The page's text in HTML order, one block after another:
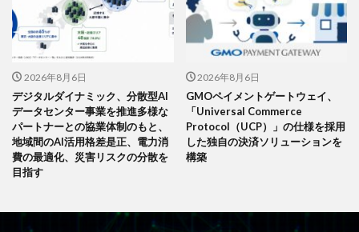
2026年8月6日
デジタルダイナミック、分散型AI
データセンター事業を推進多様な
パートナーとの協業体制のもと、
地域間のAI活用格差是正、電力消
費の最適化、災害リスクの分散を
目指す
2026年8月6日
GMOペイメントゲートウェイ、
「Universal Commerce
Protocol（UCP）」の仕様を採用
した独自の決済ソリューションを
構築